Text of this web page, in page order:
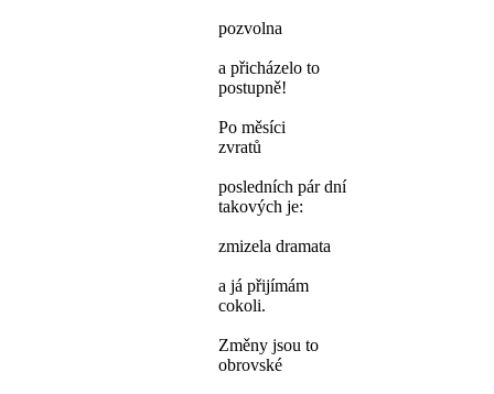
pozvolna
a přicházelo to
postupně!
Po měsíci
zvratů
posledních pár dní
takových je:
zmizela dramata
a já přijímám
cokoli.
Změny jsou to
obrovské